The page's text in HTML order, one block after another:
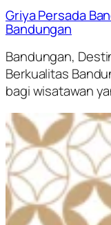
Griya Persada
Bandungan
Bandungan,
Berkualitas
bagi wisatawan